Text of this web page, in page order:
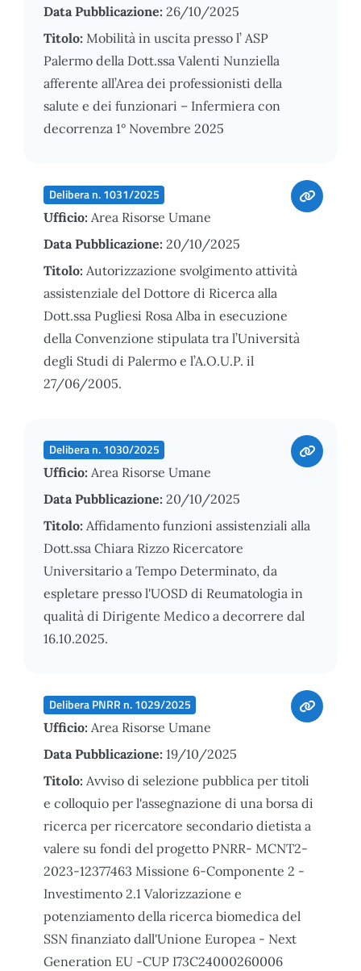
Data Pubblicazione: 26/10/2025
Titolo: Mobilità in uscita presso l’ ASP
Palermo della Dott.ssa Valenti Nunziella
afferente all’Area dei professionisti della
salute e dei funzionari – Infermiera con
decorrenza 1° Novembre 2025
Delibera n. 1031/2025
Ufficio: Area Risorse Umane
Data Pubblicazione: 20/10/2025
Titolo: Autorizzazione svolgimento attività
assistenziale del Dottore di Ricerca alla
Dott.ssa Pugliesi Rosa Alba in esecuzione
della Convenzione stipulata tra l’Università
degli Studi di Palermo e l’A.O.U.P. il
27/06/2005.
Delibera n. 1030/2025
Ufficio: Area Risorse Umane
Data Pubblicazione: 20/10/2025
Titolo: Affidamento funzioni assistenziali alla
Dott.ssa Chiara Rizzo Ricercatore
Universitario a Tempo Determinato, da
espletare presso l'UOSD di Reumatologia in
qualità di Dirigente Medico a decorrere dal
16.10.2025.
Delibera PNRR n. 1029/2025
Ufficio: Area Risorse Umane
Data Pubblicazione: 19/10/2025
Titolo: Avviso di selezione pubblica per titoli
e colloquio per l'assegnazione di una borsa di
ricerca per ricercatore secondario dietista a
valere su fondi del progetto PNRR- MCNT2-
2023-12377463 Missione 6-Componente 2 -
Investimento 2.1 Valorizzazione e
potenziamento della ricerca biomedica del
SSN finanziato dall'Unione Europea - Next
Generation EU -CUP I73C24000260006